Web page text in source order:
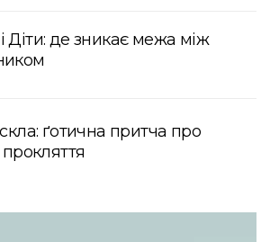
Діти: де зникає межа між
ґотична притча про
прокляття